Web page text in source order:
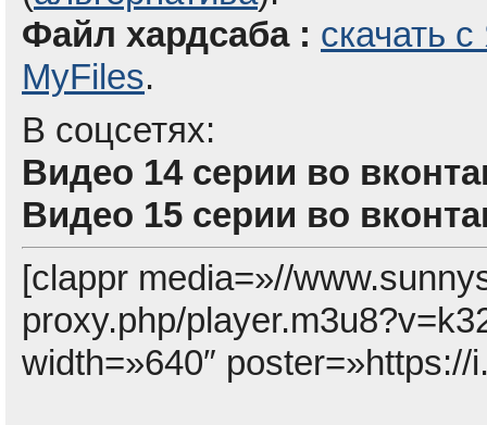
Файл хардсаба : скачать
MyFiles.
В соцсетях:
Видео 14 серии во
Видео 15 серии во
[clappr media=»//
proxy.php/
width=»640″